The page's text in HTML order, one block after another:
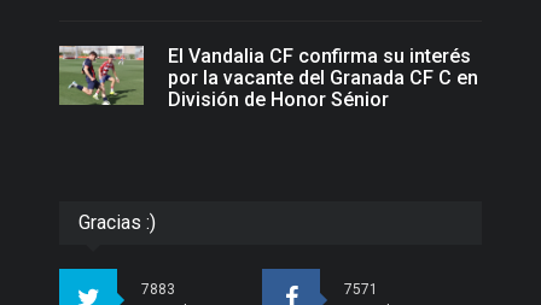
El Vandalia CF confirma su interés
por la vacante del Granada CF C en
División de Honor Sénior
Gracias :)
7883
7571